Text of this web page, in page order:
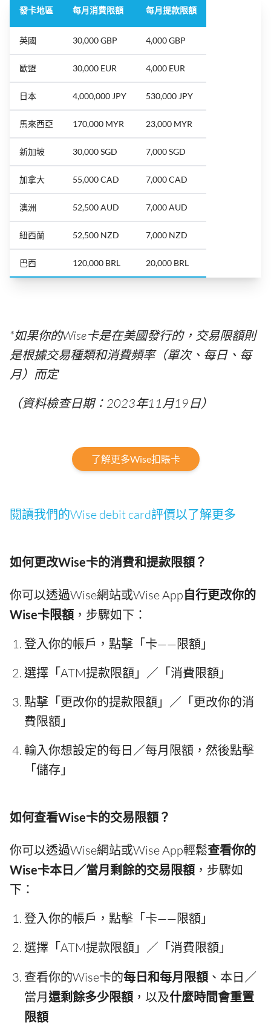
發卡地區 每月消費限額 每月提款限額
英國 30,000 GBP 4,000 GBP
歐盟 30,000 EUR 4,000 EUR
日本 4,000,000 JPY 530,000 JPY
馬來西亞 170,000 MYR 23,000 MYR
新加坡 30,000 SGD 7,000 SGD
加拿大 55,000 CAD 7,000 CAD
澳洲 52,500 AUD 7,000 AUD
紐西蘭 52,500 NZD 7,000 NZD
巴西 120,000 BRL 20,000 BRL
*如果你的Wise卡是在美國發行的，交易限額則
是根據交易種類和消費頻率（單次、每日、每
月）而定
（資料檢查日期：2023年11月19日）
了解更多Wise扣賬卡
閱讀我們的Wise debit card評價以了解更多
如何更改Wise卡的消費和提款限額？
你可以透過Wise網站或Wise App自行更改你的
Wise卡限額 ，步驟如下：
登入你的帳戶，點擊「卡——限額」
選擇「ATM提款限額」／「消費限額」
點擊「更改你的提款限額」／「更改你的消
費限額」
輸入你想設定的每日／每月限額，然後點擊
「儲存」
如何查看Wise卡的交易限額？
你可以透過Wise網站或Wise App輕鬆查看你的
Wise卡本日／當月剩餘的交易限額 ，步驟如
下：
登入你的帳戶，點擊「卡——限額」
選擇「ATM提款限額」／「消費限額」
查看你的Wise卡的每日和每月限額 、本日／
當月還剩餘多少限額 ，以及什麼時間會重置
限額